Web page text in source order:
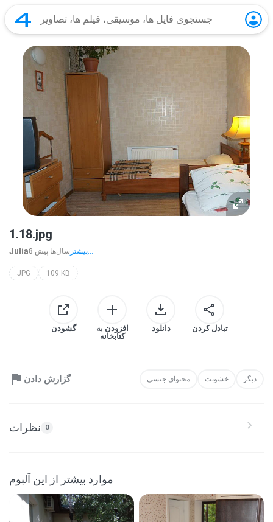
1.18.jpg
Julia 8 سال‌ها پیش بیشتر...
JPG 109 KB
گشودن
افزودن به
کتابخانه
دانلود تبادل کردن
گزارش دادن محتوای جنسی خشونت دیگر
نظرات 0
موارد بیشتر از این آلبوم